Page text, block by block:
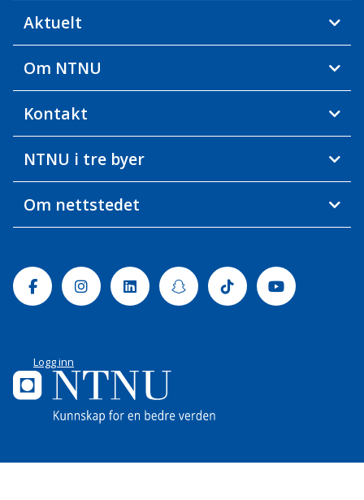
Aktuelt
Om NTNU
Kontakt
NTNU i tre byer
Om nettstedet
FacebookInstagramLinkedinSnapchatTiktok Youtube
Logg inn